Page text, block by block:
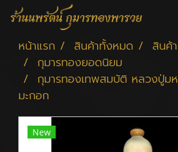
หน้าแรก สินค้าทั้งหมด
สินค้
กุมารทองยอดนิยม
กุมารทองเทพสมบัติ หลวงปู่ม
มะกอก
New